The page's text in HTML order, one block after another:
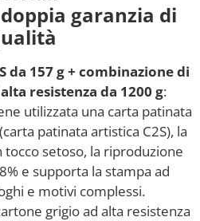
garanzia di
da 157 g + combinazione di
resistenza da 1200 g:
utilizzata una carta patinata
patinata artistica C2S), la
tocco setoso, la riproduzione
e supporta la stampa ad
e motivi complessi.
grigio ad alta resistenza